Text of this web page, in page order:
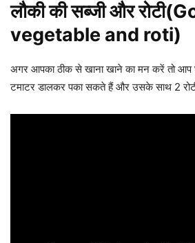
लौकी की सब्जी और
vegetable and roti)
अगर आपका ठीक से खाना खाने का मन करें तो आप
टमाटर डालकर पका सकते हैं और उसके साथ 2